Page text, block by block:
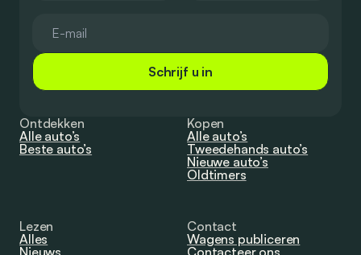
Schrijf u in
Ontdekken
Alle auto’s
Beste auto’s
Kopen
Alle auto’s
Tweedehands auto’s
Nieuwe auto’s
Oldtimers
Lezen
Alles
Nieuws
Contact
Wagens publiceren
Contacteer ons